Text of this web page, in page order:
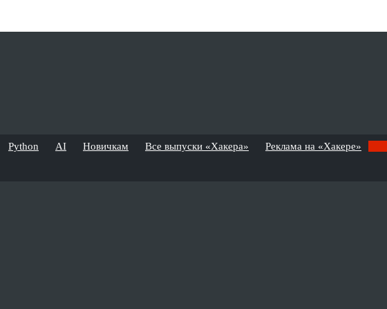
Python AI Новичкам Все выпуски «Хакера» Реклама на «Хакере»